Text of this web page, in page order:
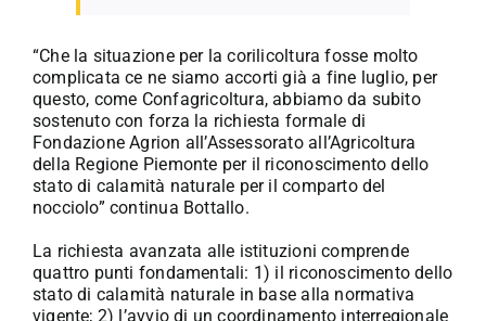
“Che la situazione per la corilicoltura fosse molto
complicata ce ne siamo accorti già a fine luglio, per
questo, come Confagricoltura, abbiamo da subito
sostenuto con forza la richiesta formale di
Fondazione Agrion all’Assessorato all’Agricoltura
della Regione Piemonte per il riconoscimento dello
stato di calamità naturale per il comparto del
nocciolo” continua Bottallo.
La richiesta avanzata alle istituzioni comprende
quattro punti fondamentali: 1) il riconoscimento dello
stato di calamità naturale in base alla normativa
vigente; 2) l’avvio di un coordinamento interregionale